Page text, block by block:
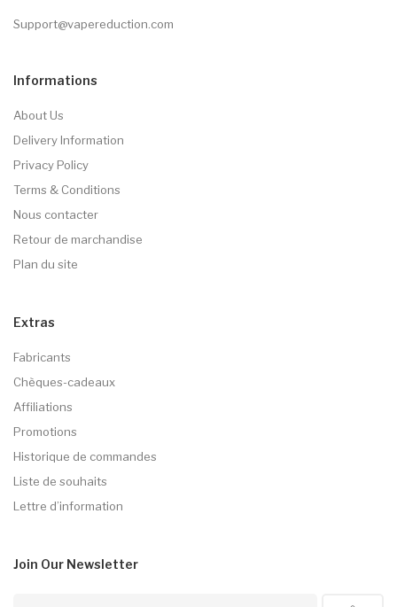
Support@vapereduction.com
Informations
About Us
Delivery Information
Privacy Policy
Terms & Conditions
Nous contacter
Retour de marchandise
Plan du site
Extras
Fabricants
Chèques-cadeaux
Affiliations
Promotions
Historique de commandes
Liste de souhaits
Lettre d’information
Join Our Newsletter